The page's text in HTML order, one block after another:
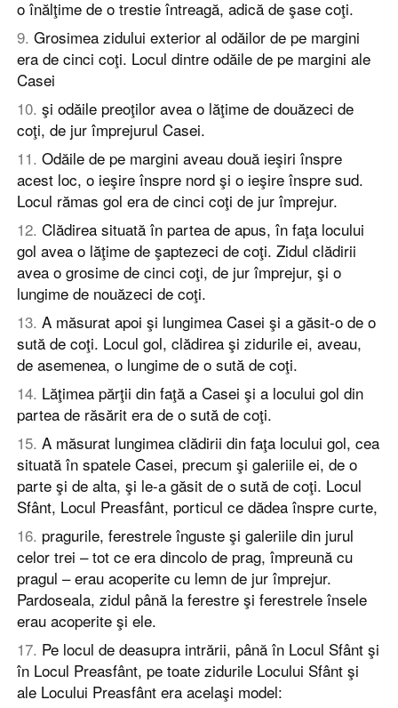
o înălţime de o trestie întreagă, adică de şase coţi.
9. Grosimea zidului exterior al odăilor de pe margini
era de cinci coţi. Locul dintre odăile de pe margini ale
Casei
10. şi odăile preoţilor avea o lăţime de douăzeci de
coţi, de jur împrejurul Casei.
11. Odăile de pe margini aveau două ieşiri înspre
acest loc, o ieşire înspre nord şi o ieşire înspre sud.
Locul rămas gol era de cinci coţi de jur împrejur.
12. Clădirea situată în partea de apus, în faţa locului
gol avea o lăţime de şaptezeci de coţi. Zidul clădirii
avea o grosime de cinci coţi, de jur împrejur, şi o
lungime de nouăzeci de coţi.
13. A măsurat apoi şi lungimea Casei şi a găsit-o de o
sută de coţi. Locul gol, clădirea şi zidurile ei, aveau,
de asemenea, o lungime de o sută de coţi.
14. Lăţimea părţii din faţă a Casei şi a locului gol din
partea de răsărit era de o sută de coţi.
15. A măsurat lungimea clădirii din faţa locului gol, cea
situată în spatele Casei, precum şi galeriile ei, de o
parte şi de alta, şi le-a găsit de o sută de coţi. Locul
Sfânt, Locul Preasfânt, porticul ce dădea înspre curte,
16. pragurile, ferestrele înguste şi galeriile din jurul
celor trei – tot ce era dincolo de prag, împreună cu
pragul – erau acoperite cu lemn de jur împrejur.
Pardoseala, zidul până la ferestre şi ferestrele însele
erau acoperite şi ele.
17. Pe locul de deasupra intrării, până în Locul Sfânt şi
în Locul Preasfânt, pe toate zidurile Locului Sfânt şi
ale Locului Preasfânt era acelaşi model: